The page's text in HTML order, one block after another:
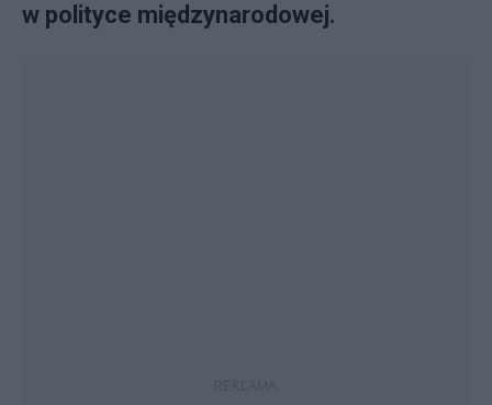
w polityce międzynarodowej.